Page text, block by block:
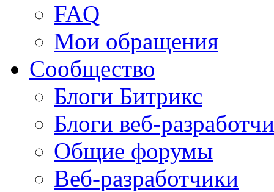
FAQ
Мои обращения
Сообщество
Блоги Битрикс
Блоги веб-
Общие форумы
Веб-разработчики